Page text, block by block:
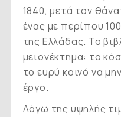
1840, μετά τον
ένας με περίπου
της Ελλάδας. Το
μειονέκτημα: το
το ευρύ κοινό να
έργο.
Λόγω της υψηλής